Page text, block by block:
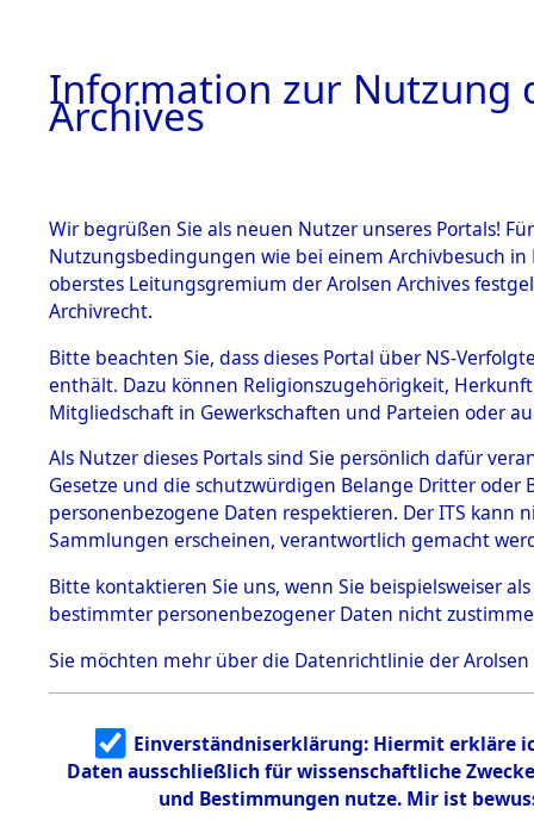
BESTÄNDE
1.
mente
5. Verschiedenes
5.3
Todesmärsche
5.3.1 Alliierte
Erhebungen
zu
Todesmärsch
en
5.3.2
Identifizierun
g
5.3.3
Todesmärsch
auf dem
zur
Roding,
zwischen
km)
Leben
0002
Information zur Nutzung
Archives
Wir begrüßen Sie als neuen Nutzer unseres Portals!
Nutzungsbedingungen wie bei einem Archivbesuch
oberstes Leitungsgremium der Arolsen Archives
Archivrecht.
Bitte beachten Sie, dass dieses Portal über NS-
enthält. Dazu können Religionszugehörigkeit,
Mitgliedschaft in Gewerkschaften und Parteien oder
Als Nutzer dieses Portals sind Sie persönlich dafür
Gesetze und die schutzwürdigen Belange Dritter
personenbezogene Daten respektieren. Der ITS
Sammlungen erscheinen, verantwortlich gemacht
Bitte kontaktieren Sie uns, wenn Sie beispielsweiser
bestimmter personenbezogener Daten nicht
Sie möchten mehr über die Datenrichtlinie der Arolsen
Einverständniserklärung: Hiermit erkläre
Daten ausschließlich für wissenschaftliche
und Bestimmungen nutze. Mir ist